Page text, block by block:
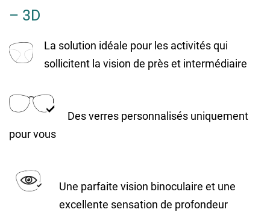
– 3D
La solution idéale pour les activités qui
sollicitent la vision de près et intermédiaire
Des verres personnalisés uniquement
pour vous
Une parfaite vision binoculaire et une
excellente sensation de profondeur